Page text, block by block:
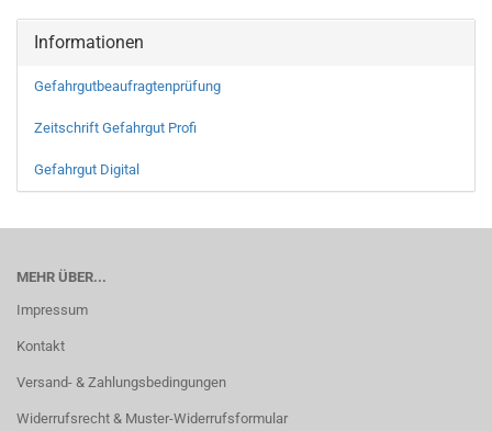
Informationen
Gefahrgutbeaufragtenprüfung
Zeitschrift Gefahrgut Profi
Gefahrgut Digital
MEHR ÜBER...
Impressum
Kontakt
Versand- & Zahlungsbedingungen
Widerrufsrecht & Muster-Widerrufsformular